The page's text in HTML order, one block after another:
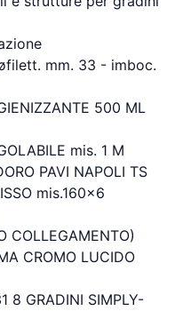
øfilett. mm. 33 - imboc.
500 ML
mis. 1 M
PAVI NAPOLI TS
mis.160x6
COLLEGAMENTO)
CROMO LUCIDO
8 GRADINI SIMPLY-